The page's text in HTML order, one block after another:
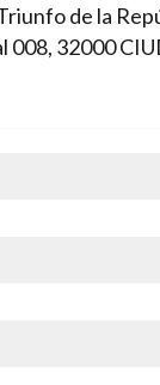
de la
008, 32000